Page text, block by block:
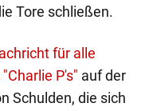
Tore schließen.
für alle
P's" auf der
Schulden, die sich